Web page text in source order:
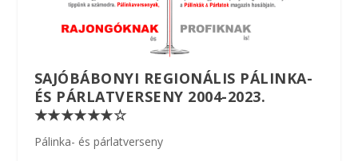
SAJÓBÁBONYI REGIONÁLIS PÁLINKA-
ÉS PÁRLATVERSENY 2004-2023.
★★★★★★☆
Pálinka- és párlatverseny